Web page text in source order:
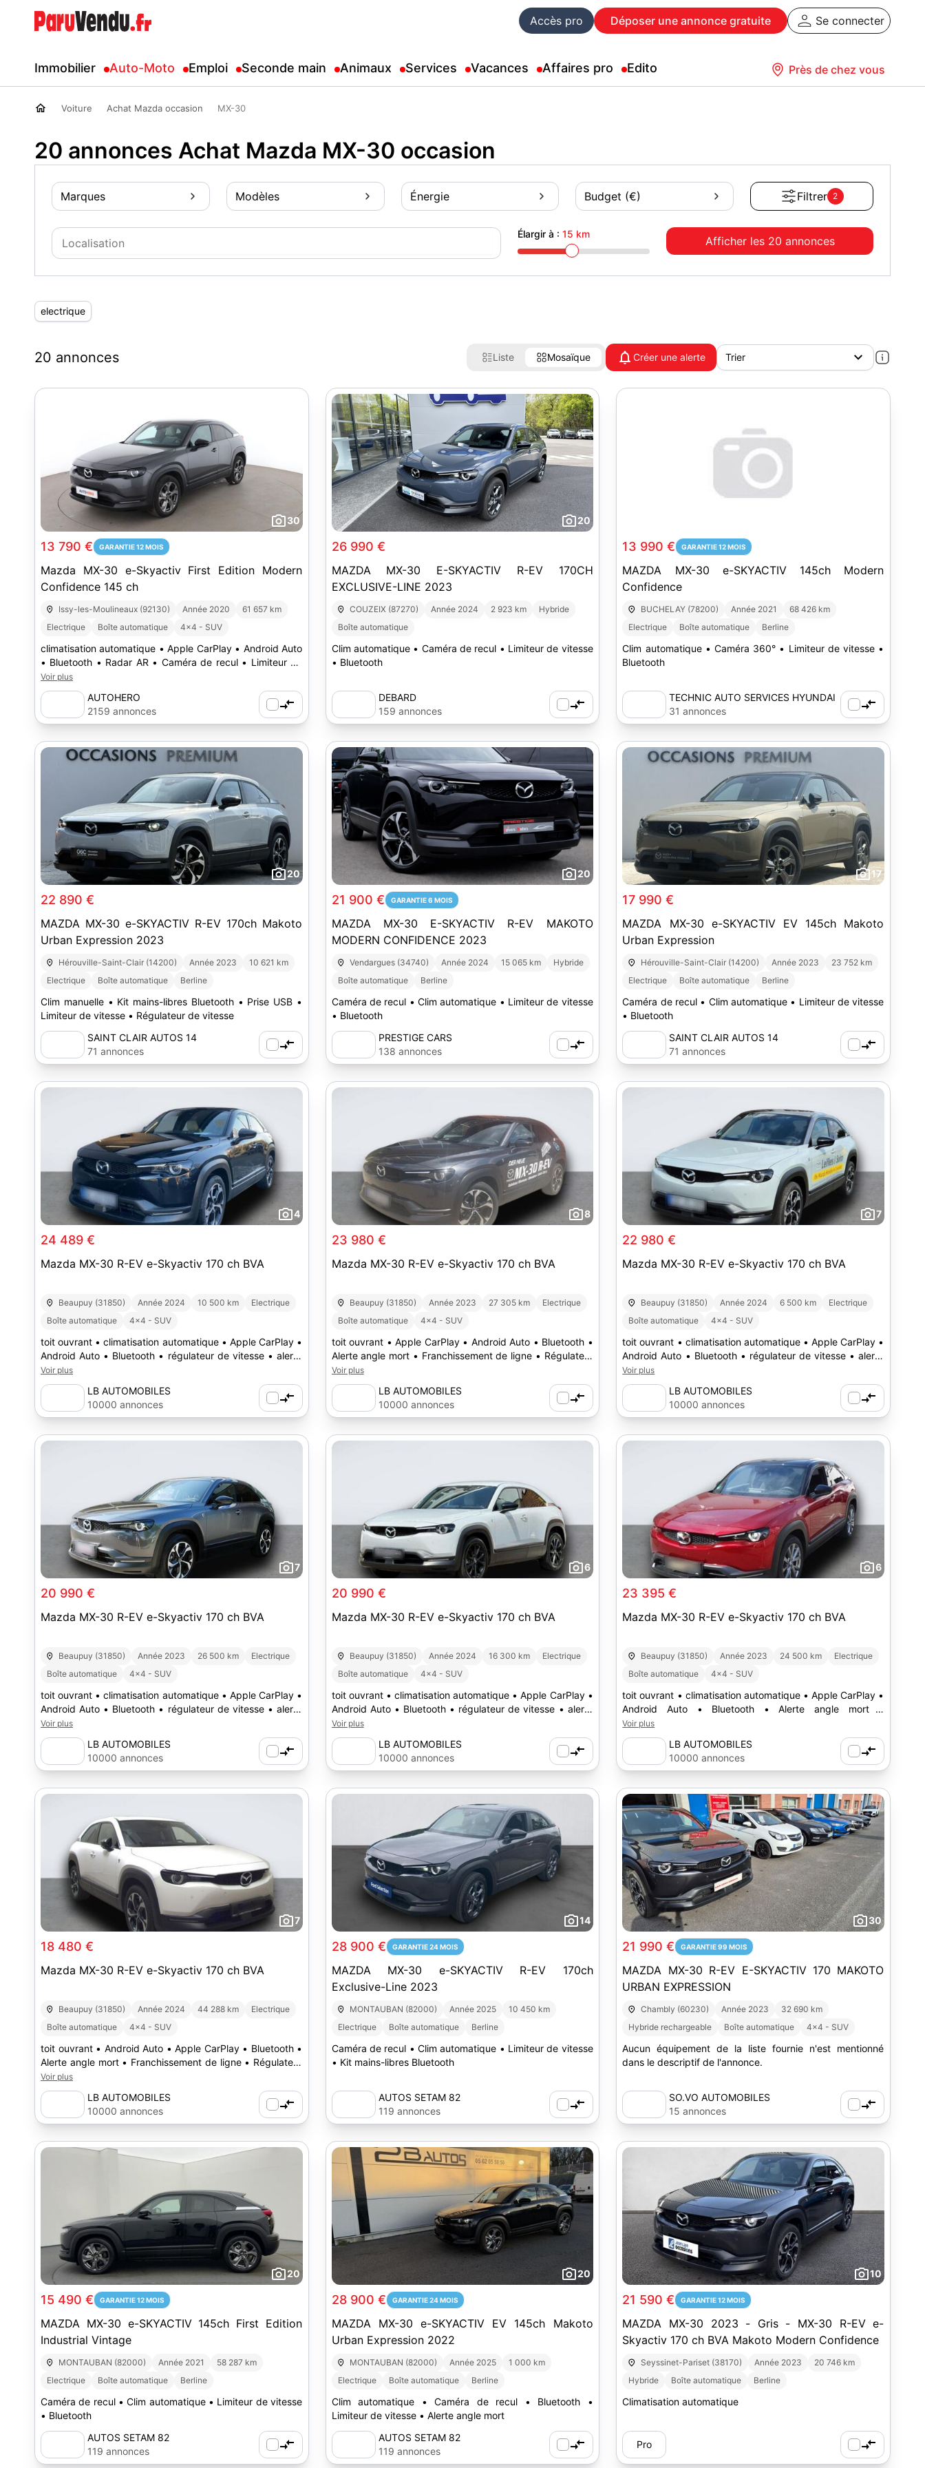
Accès pro Déposer une annonce gratuite Se connecter
Immobilier Auto-Moto Emploi Seconde main Animaux Services Vacances Affaires pro Edito Près de chez vous
Voiture Achat Mazda occasion MX-30
20 annonces Achat Mazda MX-30 occasion
Marques Modèles Énergie Budget (€) Filtrer 2
Élargir à : 15 km
Afficher les 20 annonces
electrique
20 annonces Liste Mosaïque Créer une alerte
30
13 790 € GARANTIE 12 MOIS
Mazda MX-30 e-Skyactiv First Edition Modern
Confidence 145 ch
Issy-les-Moulineaux (92130) Année 2020
61 657 km
Electrique
Boîte automatique 4x4 - SUV
climatisation automatique • Apple CarPlay • Android Auto
• Bluetooth • Radar AR • Caméra de recul • Limiteur de
vitesse • Régulateur de vitesse • Essuie-glace
automatique
Voir plus
AUTOHERO
2159 annonces
20
26 990 €
MAZDA MX-30 E-SKYACTIV R-EV 170CH
EXCLUSIVE-LINE 2023
COUZEIX (87270) Année 2024 2 923 km
Hybride
Boîte automatique
Clim automatique • Caméra de recul • Limiteur de vitesse
• Bluetooth
DEBARD
159 annonces
13 990 € GARANTIE 12 MOIS
MAZDA MX-30 e-SKYACTIV 145ch Modern
Confidence
BUCHELAY (78200) Année 2021
68 426 km
Electrique
Boîte automatique Berline
Clim automatique • Caméra 360° • Limiteur de vitesse •
Bluetooth
TECHNIC AUTO SERVICES HYUNDAI
MAZDA BUCHELAY
31 annonces
20
22 890 €
MAZDA MX-30 e-SKYACTIV R-EV 170ch Makoto
Urban Expression 2023
Hérouville-Saint-Clair (14200) Année 2023
10 621 km
Electrique
Boîte automatique Berline
Clim manuelle • Kit mains-libres Bluetooth • Prise USB •
Limiteur de vitesse • Régulateur de vitesse
SAINT CLAIR AUTOS 14
71 annonces
20
21 900 € GARANTIE 6 MOIS
MAZDA MX-30 E-SKYACTIV R-EV MAKOTO
MODERN CONFIDENCE 2023
Vendargues (34740) Année 2024 15 065 km
Hybride
Boîte automatique
Berline
Caméra de recul • Clim automatique • Limiteur de vitesse
• Bluetooth
PRESTIGE CARS
138 annonces
17
17 990 €
MAZDA MX-30 e-SKYACTIV EV 145ch Makoto
Urban Expression
Hérouville-Saint-Clair (14200) Année 2023
23 752 km
Electrique
Boîte automatique Berline
Caméra de recul • Clim automatique • Limiteur de vitesse
• Bluetooth
SAINT CLAIR AUTOS 14
71 annonces
4
24 489 €
Mazda MX-30 R-EV e-Skyactiv 170 ch BVA
Beaupuy (31850) Année 2024 10 500 km
Electrique
Boîte automatique
4x4 - SUV
toit ouvrant • climatisation automatique • Apple CarPlay •
Android Auto • Bluetooth • régulateur de vitesse • alerte
angle mort • essuie-glace automatique • phares
automatiques • stop & start
Voir plus
LB AUTOMOBILES
10000 annonces
8
23 980 €
Mazda MX-30 R-EV e-Skyactiv 170 ch BVA
Beaupuy (31850) Année 2023 27 305 km
Electrique
Boîte automatique
4x4 - SUV
toit ouvrant • Apple CarPlay • Android Auto • Bluetooth •
Alerte angle mort • Franchissement de ligne • Régulateur
de vitesse
Voir plus
LB AUTOMOBILES
10000 annonces
7
22 980 €
Mazda MX-30 R-EV e-Skyactiv 170 ch BVA
Beaupuy (31850) Année 2024 6 500 km
Electrique
Boîte automatique
4x4 - SUV
toit ouvrant • climatisation automatique • Apple CarPlay •
Android Auto • Bluetooth • régulateur de vitesse • alerte
angle mort • franchissement de ligne • essuie-glace
automatique • phares automatiques • port USB
Voir plus
LB AUTOMOBILES
10000 annonces
7
20 990 €
Mazda MX-30 R-EV e-Skyactiv 170 ch BVA
Beaupuy (31850) Année 2023 26 500 km
Electrique
Boîte automatique
4x4 - SUV
toit ouvrant • climatisation automatique • Apple CarPlay •
Android Auto • Bluetooth • régulateur de vitesse • alerte
angle mort • franchissement de ligne • essuie-glace
automatique • phares automatiques
Voir plus
LB AUTOMOBILES
10000 annonces
6
20 990 €
Mazda MX-30 R-EV e-Skyactiv 170 ch BVA
Beaupuy (31850) Année 2024 16 300 km
Electrique
Boîte automatique
4x4 - SUV
toit ouvrant • climatisation automatique • Apple CarPlay •
Android Auto • Bluetooth • régulateur de vitesse • alerte
angle mort • franchissement de ligne • essuie-glace
automatique • phares automatiques
Voir plus
LB AUTOMOBILES
10000 annonces
6
23 395 €
Mazda MX-30 R-EV e-Skyactiv 170 ch BVA
Beaupuy (31850) Année 2023 24 500 km
Electrique
Boîte automatique
4x4 - SUV
toit ouvrant • climatisation automatique • Apple CarPlay •
Android Auto • Bluetooth • Alerte angle mort •
Franchissement de ligne • essuie-glace automatique •
Phares automatiques • Régulateur de vitesse
Voir plus
LB AUTOMOBILES
10000 annonces
7
18 480 €
Mazda MX-30 R-EV e-Skyactiv 170 ch BVA
Beaupuy (31850) Année 2024 44 288 km
Electrique
Boîte automatique
4x4 - SUV
toit ouvrant • Android Auto • Apple CarPlay • Bluetooth •
Alerte angle mort • Franchissement de ligne • Régulateur
de vitesse
Voir plus
LB AUTOMOBILES
10000 annonces
14
28 900 € GARANTIE 24 MOIS
MAZDA MX-30 e-SKYACTIV R-EV 170ch
Exclusive-Line 2023
MONTAUBAN (82000) Année 2025
10 450 km
Electrique
Boîte automatique Berline
Caméra de recul • Clim automatique • Limiteur de vitesse
• Kit mains-libres Bluetooth
AUTOS SETAM 82
119 annonces
30
21 990 € GARANTIE 99 MOIS
MAZDA MX-30 R-EV E-SKYACTIV 170 MAKOTO
URBAN EXPRESSION
Chambly (60230) Année 2023
32 690 km
Hybride rechargeable
Boîte automatique 4x4 - SUV
Aucun équipement de la liste fournie n'est mentionné
dans le descriptif de l'annonce.
SO.VO AUTOMOBILES
15 annonces
20
15 490 € GARANTIE 12 MOIS
MAZDA MX-30 e-SKYACTIV 145ch First Edition
Industrial Vintage
MONTAUBAN (82000) Année 2021
58 287 km
Electrique
Boîte automatique Berline
Caméra de recul • Clim automatique • Limiteur de vitesse
• Bluetooth
AUTOS SETAM 82
119 annonces
20
28 900 € GARANTIE 24 MOIS
MAZDA MX-30 e-SKYACTIV EV 145ch Makoto
Urban Expression 2022
MONTAUBAN (82000) Année 2025
1 000 km
Electrique
Boîte automatique Berline
Clim automatique • Caméra de recul • Bluetooth •
Limiteur de vitesse • Alerte angle mort
AUTOS SETAM 82
119 annonces
10
21 590 € GARANTIE 12 MOIS
MAZDA MX-30 2023 - Gris - MX-30 R-EV e-
Skyactiv 170 ch BVA Makoto Modern Confidence
Seyssinet-Pariset (38170) Année 2023
20 746 km
Hybride
Boîte automatique Berline
Climatisation automatique
Pro